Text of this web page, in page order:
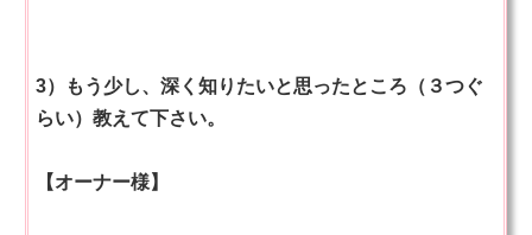
3）もう少し、深く知りたいと思ったところ（３つぐ
らい）教えて下さい。
【オーナー様】